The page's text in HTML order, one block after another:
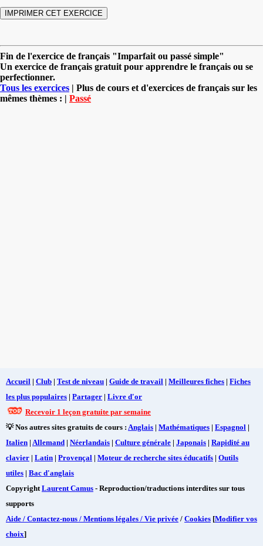
Fin de l'exercice de français "Imparfait ou passé simple"
Un exercice de français gratuit pour apprendre le français ou se
perfectionner.
Tous les exercices | Plus de cours et d'exercices de français sur les
mêmes thèmes : | Passé
Accueil | Club | Test de niveau | Guide de travail | Meilleures fiches | Fiches
les plus populaires | Partager | Livre d'or
Recevoir 1 leçon gratuite par semaine
💡 Nos autres sites gratuits de cours : Anglais | Mathématiques | Espagnol |
Italien | Allemand | Néerlandais | Culture générale | Japonais | Rapidité au
clavier | Latin | Provençal | Moteur de recherche sites éducatifs | Outils
utiles | Bac d'anglais
Copyright Laurent Camus - Reproduction/traductions interdites sur tous
supports
Aide / Contactez-nous / Mentions légales / Vie privée / Cookies [Modifier vos
choix]